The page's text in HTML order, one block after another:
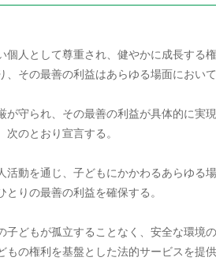
個人として尊重され、健やかに成長する
、その最善の利益はあらゆる場面におい
守られ、その最善の利益が具体的に実
のとおり宣言する。
動を通じ、子どもにかかわるあらゆる
りの最善の利益を確保する。
どもが孤立することなく、安全な環境
の権利を基盤とした法的サービスを提供